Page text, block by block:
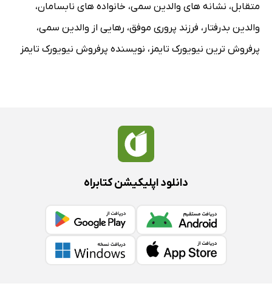
متقابل، نشانه های والدین سمی، خانواده های نابسامان،
والدین بدرفتار ، فرزند پروری موفق، رهایی از والدین سمی،
پرفروش ترین نیویورک تایمز ، نویسنده پرفروش نیویورک تایمز
دانلود اپلیکیشن کتابراه